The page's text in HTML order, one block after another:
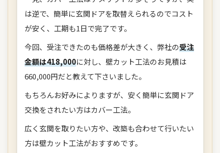
は逆で、簡単に玄関ドアを取替えられるのでコスト
が安く、工期も1日で完了です。
今回、受注できたのも価格差が大きく、弊社の受注
金額は418,000に対し、壁カット工法のお見積は
660,000円だと教えて下さいました。
もちろんお好みによりますが、安く簡単に玄関ドア
交換をされたい方はカバー工法。
広く玄関を取りたい方や、改築も合わせて行いたい
方は壁カット工法がおすすめです。